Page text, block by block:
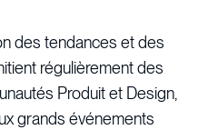
des tendances et des
régulièrement des
Produit et Design,
grands événements